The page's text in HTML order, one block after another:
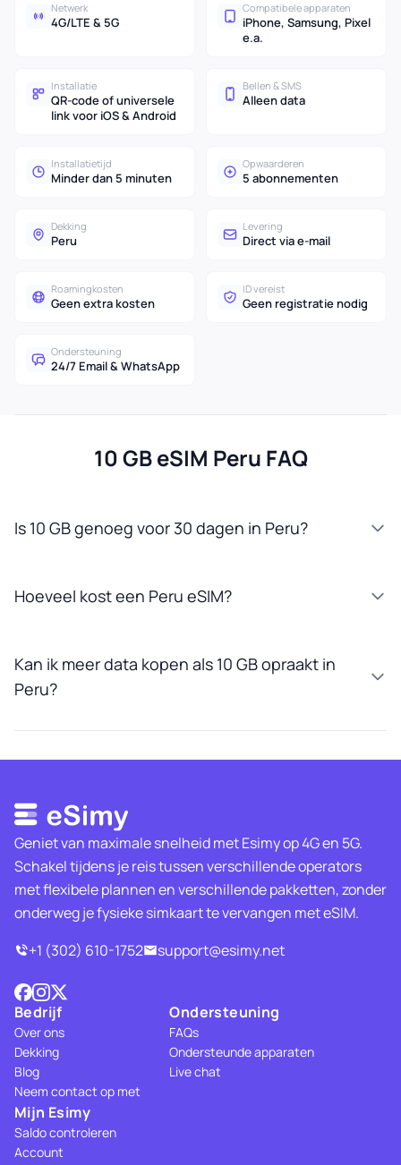
Netwerk
4G/LTE & 5G
Compatibele apparaten
iPhone, Samsung, Pixel
e.a.
Installatie
QR-code of universele
link voor iOS & Android
Bellen & SMS
Alleen data
Installatietijd
Minder dan 5 minuten
Opwaarderen
5 abonnementen
Dekking
Peru
Levering
Direct via e-mail
Roamingkosten
Geen extra kosten
ID vereist
Geen registratie nodig
Ondersteuning
24/7 Email & WhatsApp
10 GB eSIM Peru FAQ
Is 10 GB genoeg voor 30 dagen in Peru?
Hoeveel kost een Peru eSIM?
Kan ik meer data kopen als 10 GB opraakt in
Peru?
Geniet van maximale snelheid met Esimy op 4G en 5G.
Schakel tijdens je reis tussen verschillende operators
met flexibele plannen en verschillende pakketten, zonder
onderweg je fysieke simkaart te vervangen met eSIM.
+1 (302) 610-1752
support@esimy.net
Bedrijf
Over ons
Dekking
Blog
Neem contact op met
Ondersteuning
FAQs
Ondersteunde apparaten
Live chat
Mijn Esimy
Saldo controleren
Account